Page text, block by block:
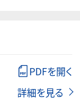
PDFを開く
詳細を見る